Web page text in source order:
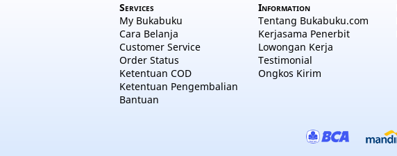
Services
My Bukabuku
Cara Belanja
Customer Service
Order Status
Ketentuan COD
Ketentuan Pengembalian
Bantuan
Information
Tentang Bukabuku.com
Kerjasama Penerbit
Lowongan Kerja
Testimonial
Ongkos Kirim